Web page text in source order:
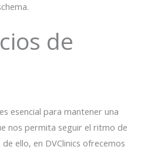
de
esencial para mantener una
nos permita seguir el ritmo de
ello, en DVClinics ofrecemos